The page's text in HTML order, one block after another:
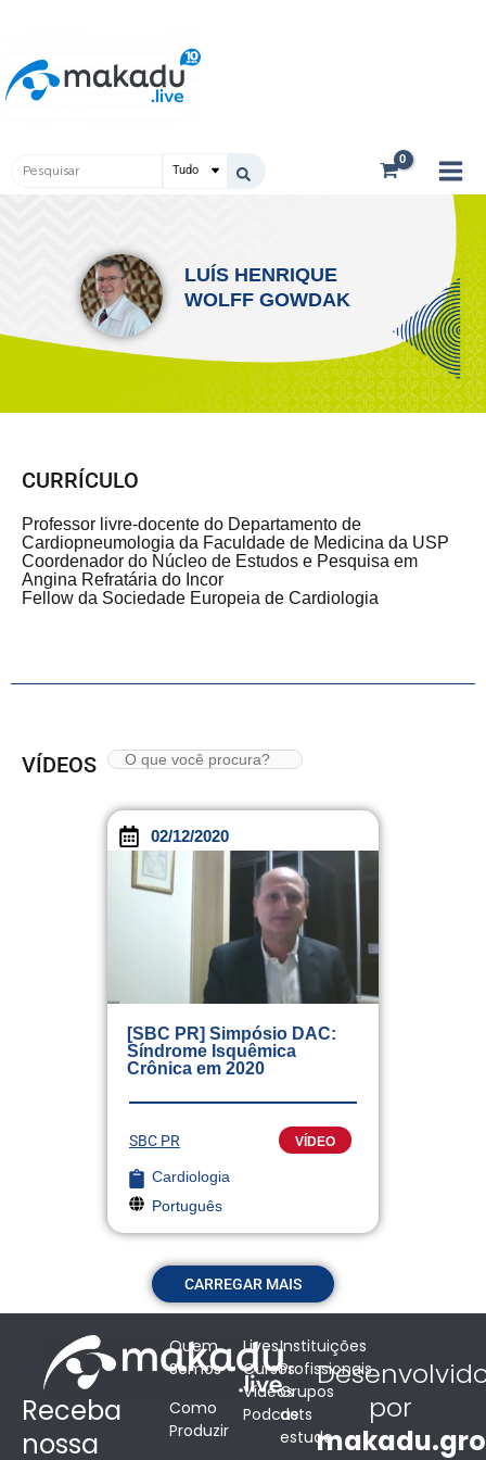
conteúdo
Pesquisar
LUÍS HENRIQUE
WOLFF GOWDAK
CURRÍCULO
Professor livre-docente do Departamento de
Cardiopneumologia da Faculdade de Medicina da USP
Coordenador do Núcleo de Estudos e Pesquisa em
Angina Refratária do Incor
Fellow da Sociedade Europeia de Cardiologia
VÍDEOS
02/12/2020
[SBC PR] Simpósio DAC:
Síndrome Isquêmica
Crônica em 2020
SBC PR VÍDEO
Cardiologia
Português
CARREGAR MAIS
Receba
nossa
Quem
Somos
Como
Produzir
Lives
Cursos
Vídeos
Podcasts
Instituições
Profissionais
Grupos
de
estudo
por